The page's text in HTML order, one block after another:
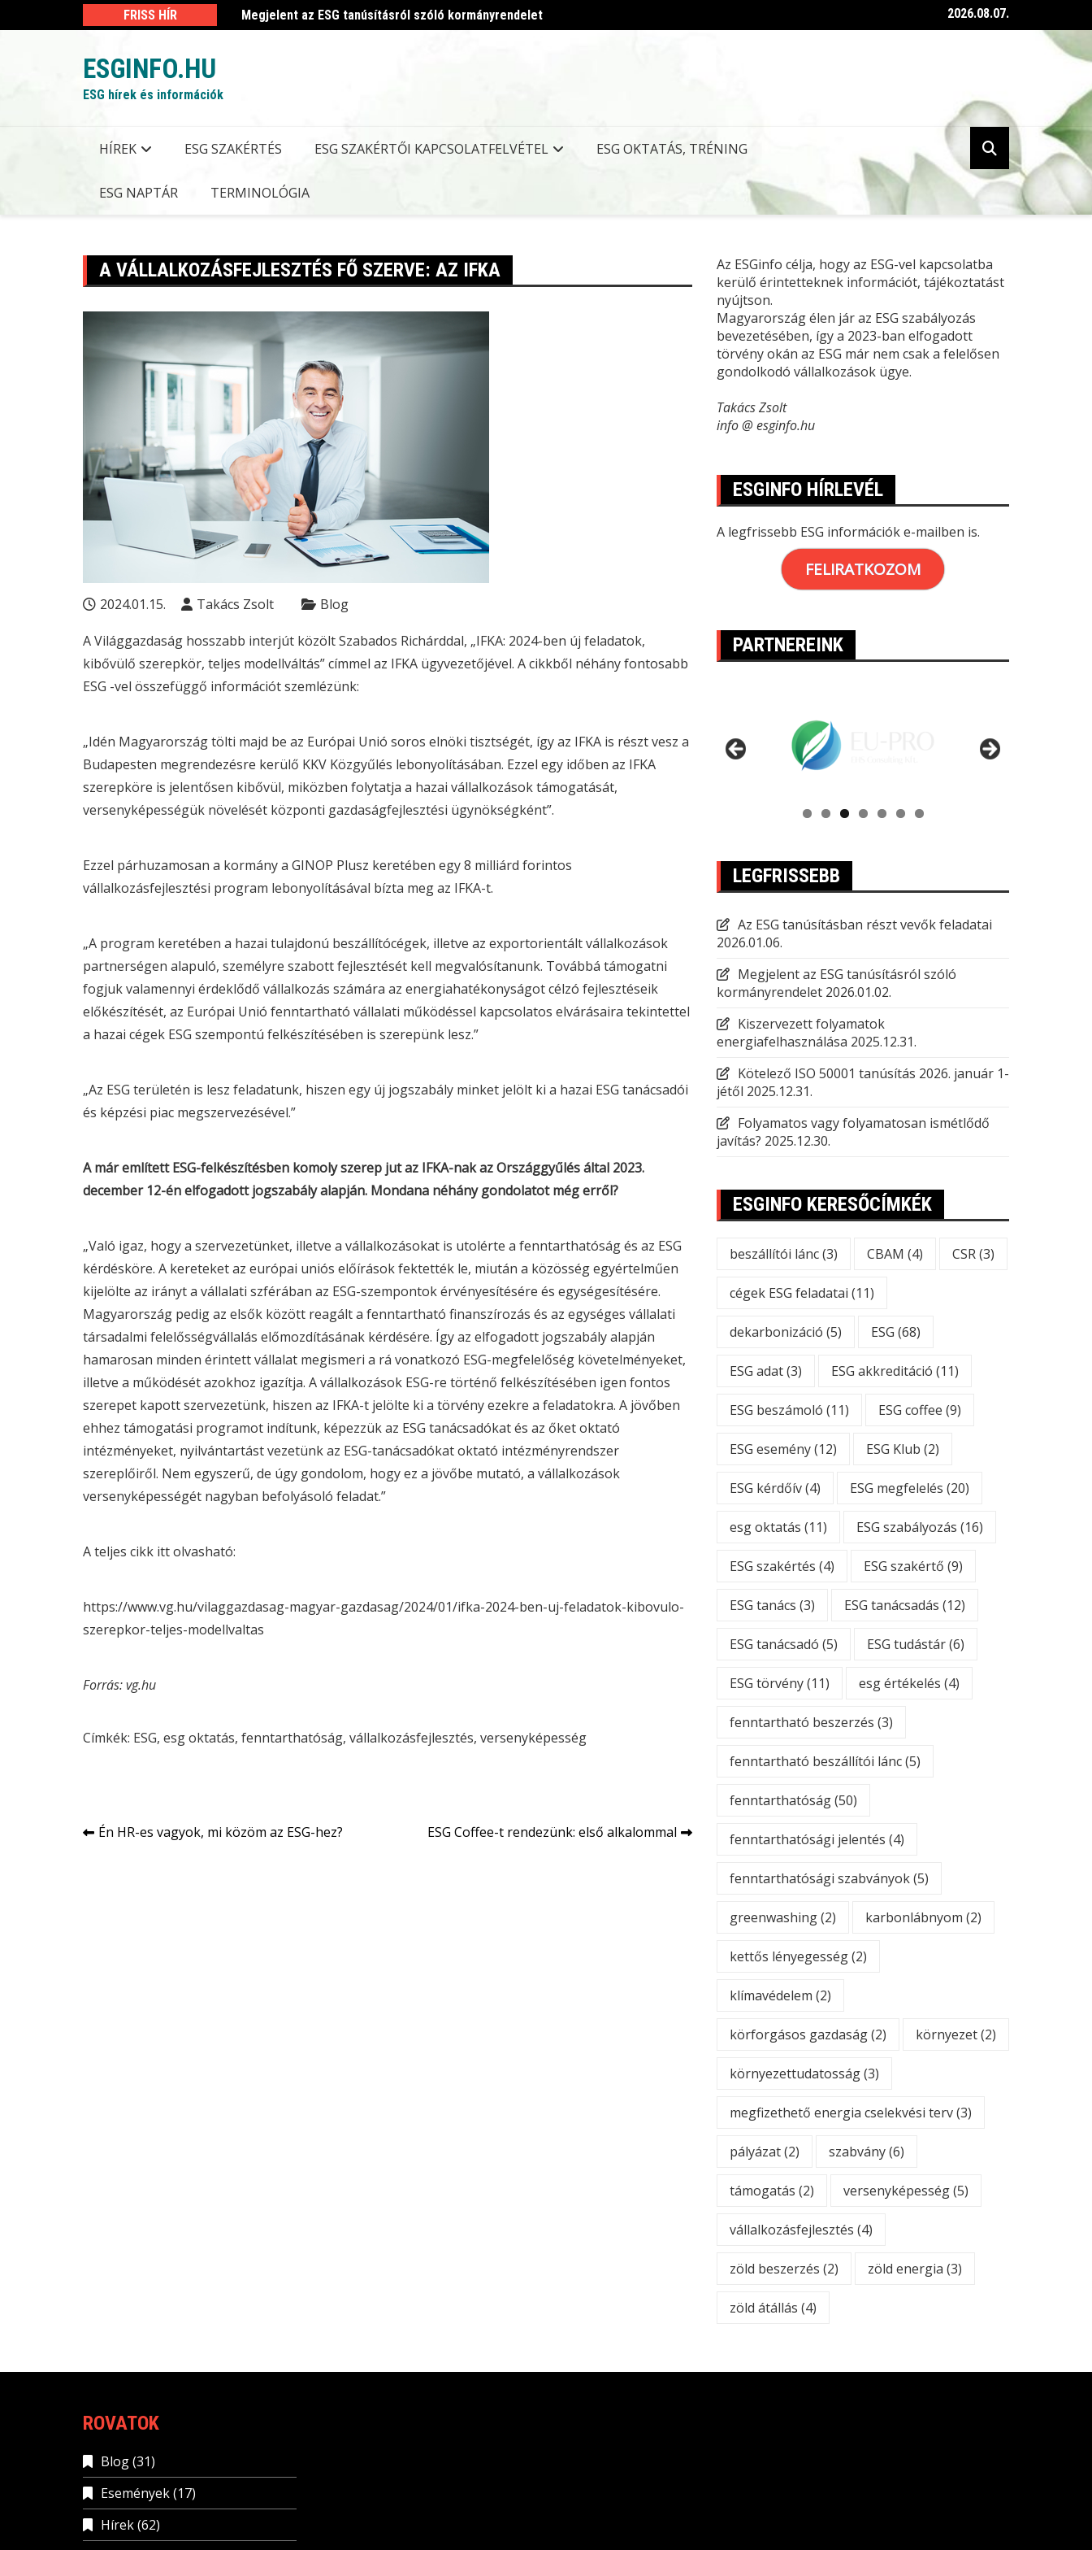
to
FRISS HÍR Megjelent az ESG tanúsításról szóló kormányrendelet Megjelent az ESG tanúsításról szóló kormányrendelet
2026.08.07.
ESGINFO.HU
ESG hírek és információk
HÍREK ESG SZAKÉRTÉS ESG SZAKÉRTŐI KAPCSOLATFELVÉTEL ESG OKTATÁS, TRÉNING
ESG NAPTÁR TERMINOLÓGIA
A VÁLLALKOZÁSFEJLESZTÉS FŐ SZERVE: AZ IFKA
2024.01.15. Takács Zsolt Blog
A Világgazdaság hosszabb interjút közölt Szabados Richárddal, „IFKA: 2024-ben új feladatok,
kibővülő szerepkör, teljes modellváltás” címmel az IFKA ügyvezetőjével. A cikkből néhány fontosabb
ESG -vel összefüggő információt szemlézünk:
„Idén Magyarország tölti majd be az Európai Unió soros elnöki tisztségét, így az IFKA is részt vesz a
Budapesten megrendezésre kerülő KKV Közgyűlés lebonyolításában. Ezzel egy időben az IFKA
szerepköre is jelentősen kibővül, miközben folytatja a hazai vállalkozások támogatását,
versenyképességük növelését központi gazdaságfejlesztési ügynökségként”.
Ezzel párhuzamosan a kormány a GINOP Plusz keretében egy 8 milliárd forintos
vállalkozásfejlesztési program lebonyolításával bízta meg az IFKA-t.
„A program keretében a hazai tulajdonú beszállítócégek, illetve az exportorientált vállalkozások
partnerségen alapuló, személyre szabott fejlesztését kell megvalósítanunk. Továbbá támogatni
fogjuk valamennyi érdeklődő vállalkozás számára az energiahatékonyságot célzó fejlesztéseik
előkészítését, az Európai Unió fenntartható vállalati működéssel kapcsolatos elvárásaira tekintettel
a hazai cégek ESG szempontú felkészítésében is szerepünk lesz.”
„Az ESG területén is lesz feladatunk, hiszen egy új jogszabály minket jelölt ki a hazai ESG tanácsadói
és képzési piac megszervezésével.”
A már említettESG-felkészítésben komoly szerep jut az IFKA-nak az Országgyűlés által 2023.
december 12-én elfogadott jogszabály alapján. Mondana néhány gondolatot még erről?
„Való igaz, hogy a szervezetünket, illetve a vállalkozásokat is utolérte a fenntarthatóság és az ESG
kérdésköre. A kereteket az európai uniós előírások fektették le, miután a közösség egyértelműen
kijelölte az irányt a vállalati szférában az ESG-szempontok érvényesítésére és egységesítésére.
Magyarország pedig az elsők között reagált a fenntartható finanszírozás és az egységes vállalati
társadalmi felelősségvállalás előmozdításának kérdésére. Így az elfogadott jogszabály alapján
hamarosan minden érintett vállalat megismeri a rá vonatkozó ESG-megfelelőség követelményeket,
illetve a működését azokhoz igazítja. A vállalkozások ESG-re történő felkészítésében igen fontos
szerepet kapott szervezetünk, hiszen az IFKA-t jelölte ki a törvény ezekre a feladatokra. A jövőben
ehhez támogatási programot indítunk, képezzük az ESG tanácsadókat és az őket oktató
intézményeket, nyilvántartást vezetünk az ESG-tanácsadókat oktató intézményrendszer
szereplőiről. Nem egyszerű, de úgy gondolom, hogy ez a jövőbe mutató, a vállalkozások
versenyképességét nagyban befolyásoló feladat.”
A teljes cikk itt olvasható:
https://www.vg.hu/vilaggazdasag-magyar-gazdasag/2024/01/ifka-2024-ben-uj-feladatok-kibovulo-
szerepkor-teljes-modellvaltas
Forrás: vg.hu
Címkék: ESG, esgoktatás, fenntarthatóság, vállalkozásfejlesztés, versenyképesség
Bejegyzés
Én HR-es vagyok, mi közöm az ESG-hez? ESG Coffee-t rendezünk: első alkalommal
Az ESGinfo célja, hogy az ESG-vel kapcsolatba
kerülő érintetteknek információt, tájékoztatást
nyújtson.
Magyarország élen jár az ESG szabályozás
bevezetésében, így a 2023-ban elfogadott
törvény okán az ESG már nem csak a felelősen
gondolkodó vállalkozások ügye.
Takács Zsolt
info @ esginfo.hu
ESGINFO HÍRLEVÉL
A legfrissebb ESG információk e-mailben is.
FELIRATKOZOM
PARTNEREINK
LEGFRISSEBB
Az ESG tanúsításban részt vevők feladatai
2026.01.06.
Megjelent az ESG tanúsításról szóló
kormányrendelet 2026.01.02.
Kiszervezett folyamatok
energiafelhasználása 2025.12.31.
Kötelező ISO 50001 tanúsítás 2026. január 1-
jétől 2025.12.31.
Folyamatos vagy folyamatosan ismétlődő
javítás? 2025.12.30.
ESGINFO KERESŐCÍMKÉK
beszállítói lánc(3) CBAM (4) CSR(3)
cégek ESG feladatai (11)
dekarbonizáció (5) ESG (68)
ESG adat(3) ESG akkreditáció (11)
ESG beszámoló (11) ESG coffee (9)
ESG esemény(12) ESG Klub (2)
ESG kérdőív(4) ESG megfelelés (20)
esg oktatás (11) ESG szabályozás (16)
ESG szakértés (4) ESG szakértő (9)
ESG tanács (3) ESG tanácsadás (12)
ESG tanácsadó (5) ESG tudástár(6)
ESG törvény(11) esg értékelés (4)
fenntartható beszerzés (3)
fenntartható beszállítói lánc(5)
fenntarthatóság(50)
fenntarthatósági jelentés (4)
fenntarthatósági szabványok(5)
greenwashing(2) karbonlábnyom (2)
kettős lényegesség(2)
klímavédelem (2)
körforgásos gazdaság(2) környezet(2)
környezettudatosság(3)
megfizethető energia cselekvési terv(3)
pályázat(2) szabvány(6)
támogatás (2) versenyképesség(5)
vállalkozásfejlesztés (4)
zöld beszerzés (2) zöld energia (3)
zöld átállás (4)
ROVATOK
Blog(31)
Események(17)
Hírek(62)